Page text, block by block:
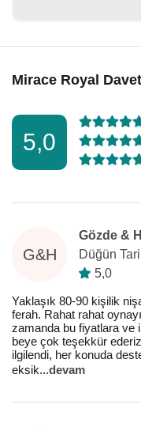
Mirace Royal
5,0
G&H
Gözde &
Düğün
5,0
Yaklaşık 80-90 kişilik
ferah. Rahat rahat
zamanda bu fiyatlara ve
beye çok teşekkür
ilgilendi, her konuda
eksik...devam